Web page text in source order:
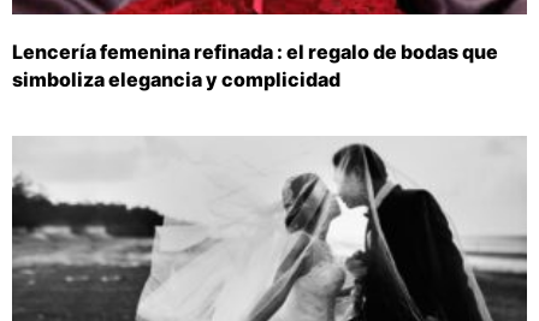
Lencería femenina refinada : el regalo de bodas que
simboliza elegancia y complicidad